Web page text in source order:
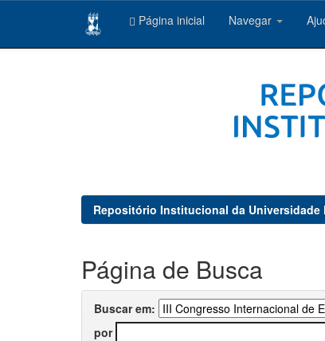
Página inicial Navegar
Repositório Institucional da Universidade
Página de Busca
Buscar em:
por